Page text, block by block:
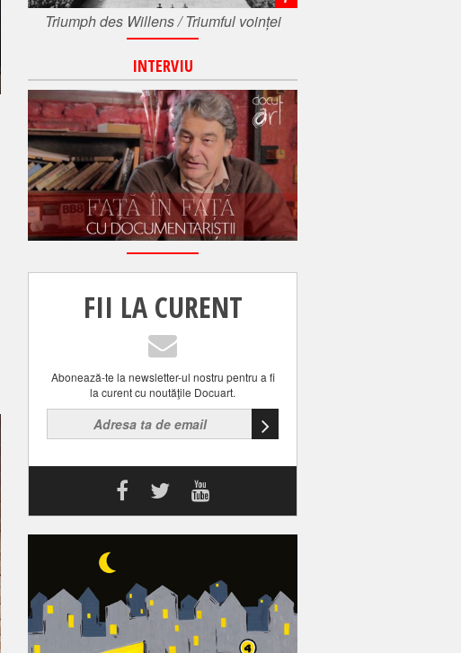
Triumph des Willens / Triumful voinței
INTERVIU
FII LA CURENT
Abonează-te la newsletter-ul nostru pentru a fi
la curent cu noutăţile Docuart.